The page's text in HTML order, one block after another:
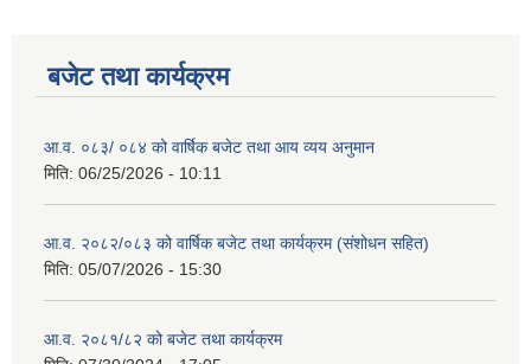
बजेट तथा कार्यक्रम
आ.व. ०८३/ ०८४ को वार्षिक बजेट तथा आय व्यय अनुमान
मिति: 06/25/2026 - 10:11
आ.व. २०८२/०८३ को वार्षिक बजेट तथा कार्यक्रम (संशोधन सहित)
मिति: 05/07/2026 - 15:30
आ.व. २०८१/८२ को बजेट तथा कार्यक्रम